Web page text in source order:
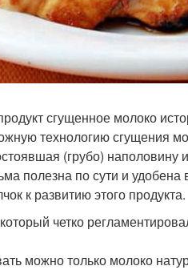
сгущенное молоко
технологию сгущения
(грубо) наполовину
полезна по сути и
к развитию этого продукта.
четко
можно только молоко